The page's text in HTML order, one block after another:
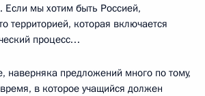
Если мы хотим быть Россией,
территорией, которая включается
процесс…
наверняка предложений много по тому,
в которое учащийся должен